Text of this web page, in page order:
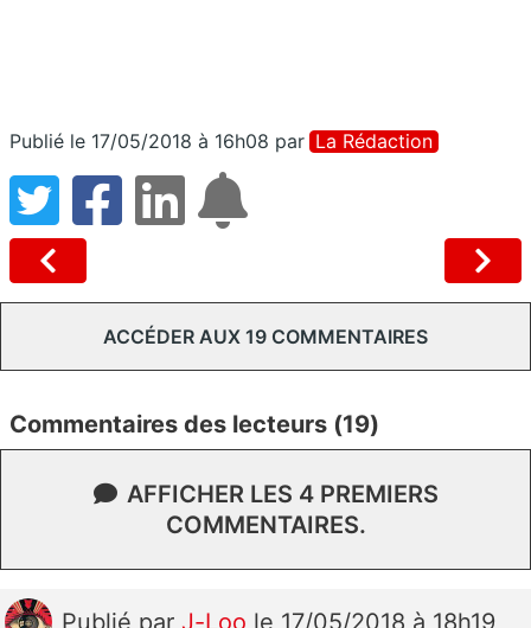
Publié le 17/05/2018 à 16h08 par La Rédaction
ACCÉDER AUX 19 COMMENTAIRES
Commentaires des lecteurs (19)
AFFICHER LES 4 PREMIERS
COMMENTAIRES.
Publié par J-Loo le 17/05/2018 à 18h19